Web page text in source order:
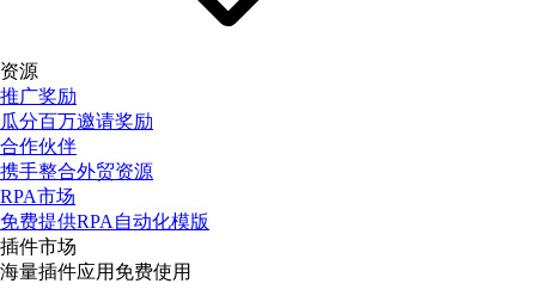
资源
推广奖励
瓜分百万邀请奖励
合作伙伴
携手整合外贸资源
RPA市场
免费提供RPA自动化模版
插件市场
海量插件应用免费使用